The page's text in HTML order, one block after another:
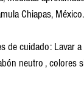
Chiapas, México.
de cuidado: Lavar
neutro , colores